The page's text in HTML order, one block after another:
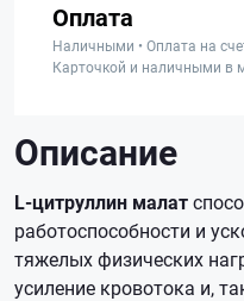
Оплата
Наличными • Оплата на
Карточкой и наличными в
Описание
L-цитруллин малат
работоспособности и
тяжелых физических
усиление кровотока и,